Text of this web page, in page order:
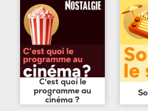
C'est quoi le
programme au
cinéma ?